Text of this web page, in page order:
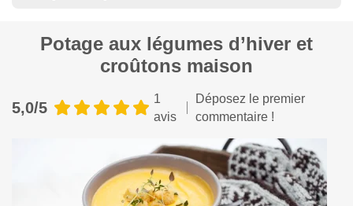
Potage aux légumes d’hiver et
croûtons maison
5,0/5
1
avis
Déposez le premier
commentaire !